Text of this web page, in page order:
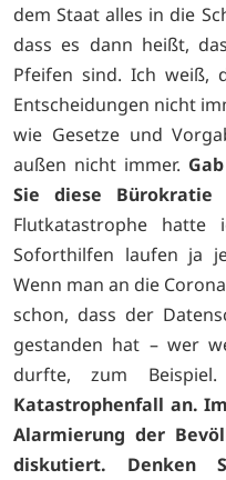
dem Staat alles in die
dass es dann heißt,
Pfeifen sind. Ich weiß,
Entscheidungen nicht
wie Gesetze und
außen nicht immer.
Sie diese Bürokratie
Flutkatastrophe
Soforthilfen laufen ja
Wenn man an die
schon, dass der
gestanden hat – wer
durfte, zum Beispiel.
Katastrophenfall an.
Alarmierung der
diskutiert. Denken